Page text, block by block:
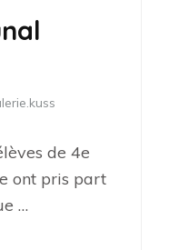
de 4e
ont pris part
…